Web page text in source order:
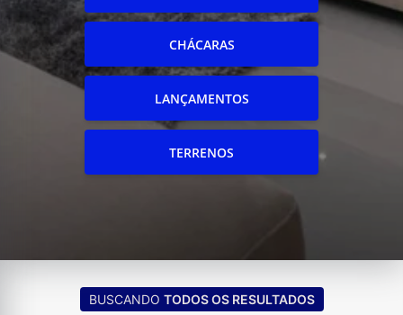
CHÁCARAS
LANÇAMENTOS
TERRENOS
BUSCANDO TODOS OS RESULTADOS